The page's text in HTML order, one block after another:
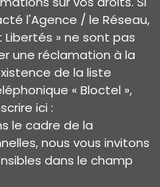
l'Agence / le Réseau,
» ne sont pas
une réclamation à la
de la liste
« Bloctel »,
ici :
le cadre de la
nous vous invitons
dans le champ